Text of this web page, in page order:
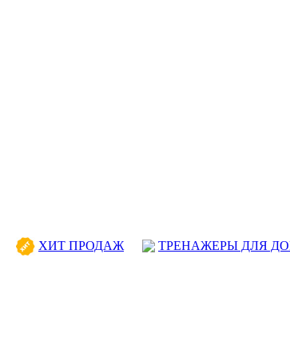
ХИТ ПРОДАЖ ТРЕНАЖЕРЫ ДЛЯ